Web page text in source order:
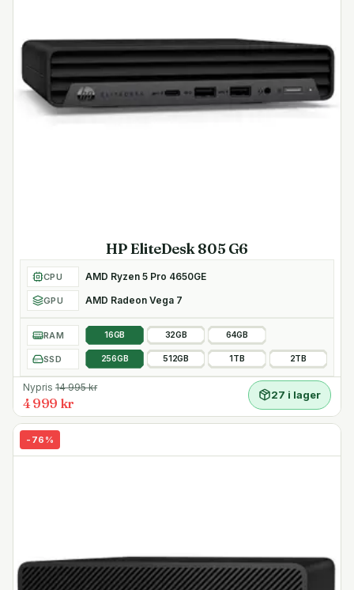
HP EliteDesk 805 G6
CPU AMD Ryzen 5 Pro 4650GE
GPU AMD Radeon Vega 7
RAM 16GB 32GB 64GB
SSD 256GB 512GB 1TB 2TB
Nypris 14 995kr
4 999 kr
27 i lager
- 76 %